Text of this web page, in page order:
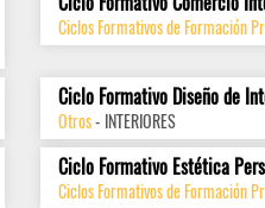
Ciclos Formativos de Formación
Ciclo Formativo Diseño de
Otros- INTERIORES
Ciclo Formativo Estética
Ciclos Formativos de Formación